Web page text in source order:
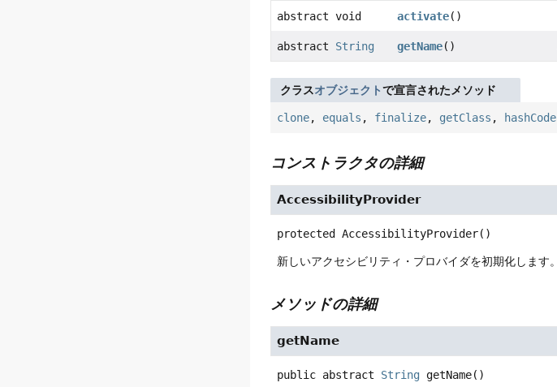
abstract void activate()
abstract String getName()
クラスオブジェクトで宣言されたメソッド
clone, equals , finalize, getClass , hashCode
コンストラクタの詳細
AccessibilityProvider
protected AccessibilityProvider()
新しいアクセシビリティ・プロバイダを初期化します。
メソッドの詳細
getName
public abstract String getName()